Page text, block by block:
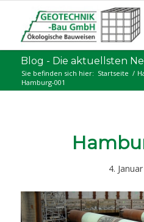
Blog - Die aktuellsten
Sie befinden sich hier: Startseite /
Hamburg-001
4.